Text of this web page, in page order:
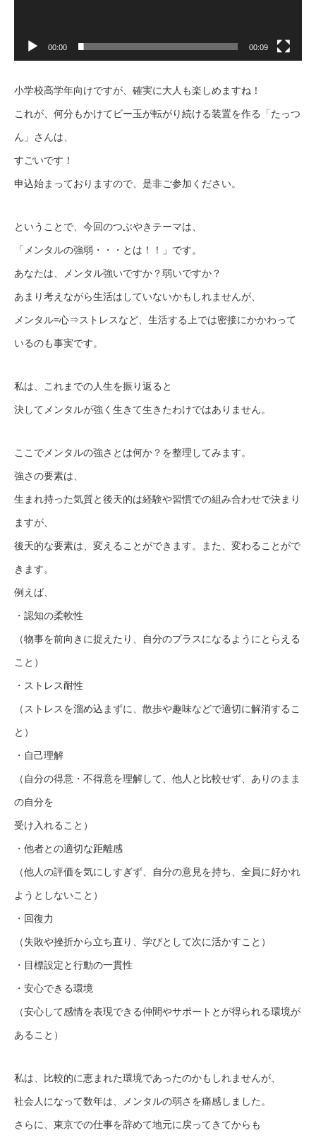
00:00 00:09
小学校高学年向けですが、確実に大人も楽しめますね！
これが、何分もかけてビー玉が転がり続ける装置を作る「たっつ
ん」さんは、
すごいです！
申込始まっておりますので、是非ご参加ください。
ということで、今回のつぶやきテーマは、
「メンタルの強弱・・・とは！！」です。
あなたは、メンタル強いですか？弱いですか？
あまり考えながら生活はしていないかもしれませんが、
メンタル=心⇒ストレスなど、生活する上では密接にかかわって
いるのも事実です。
私は、これまでの人生を振り返ると
決してメンタルが強く生きて生きたわけではありません。
ここでメンタルの強さとは何か？を整理してみます。
強さの要素は、
生まれ持った気質と後天的は経験や習慣での組み合わせで決まり
ますが、
後天的な要素は、変えることができます。また、変わることがで
きます。
例えば、
・認知の柔軟性
（物事を前向きに捉えたり、自分のプラスになるようにとらえる
こと）
・ストレス耐性
（ストレスを溜め込まずに、散歩や趣味などで適切に解消するこ
と）
・自己理解
（自分の得意・不得意を理解して、他人と比較せず、ありのまま
の自分を
受け入れること）
・他者との適切な距離感
（他人の評価を気にしすぎず、自分の意見を持ち、全員に好かれ
ようとしないこと）
・回復力
（失敗や挫折から立ち直り、学びとして次に活かすこと）
・目標設定と行動の一貫性
・安心できる環境
（安心して感情を表現できる仲間やサポートとが得られる環境が
あること）
私は、比較的に恵まれた環境であったのかもしれませんが、
社会人になって数年は、メンタルの弱さを痛感しました。
さらに、東京での仕事を辞めて地元に戻ってきてからも